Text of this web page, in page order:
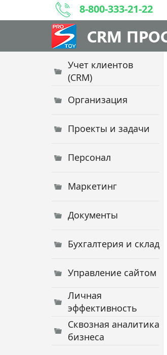
8-800-333-21-22
CRM
Учет клиентов
(CRM)
Организация
Проекты и задачи
Персонал
Маркетинг
Документы
Бухгалтерия и склад
Управление сайтом
Личная
эффективность
Сквозная аналитика
бизнеса